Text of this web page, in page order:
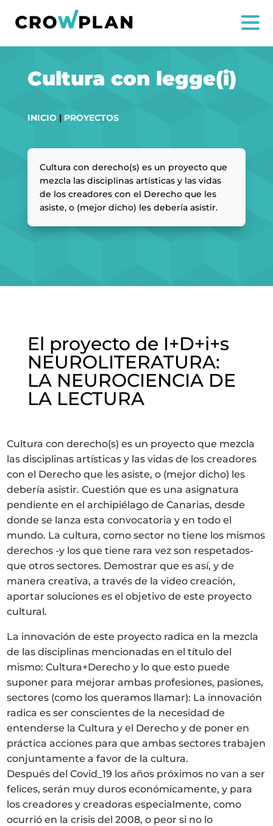
NOI
PROGETTI
MARIA ANCHIETA
SPAZIO CULTURALE EL TANQUE
CONTATTO
LA NEUROLITERATURA ENTRA
EN NUESTROS OBJETIVOS
porDigital
info@crowplan.com
922 28 00 28
Cultura con legge(i)
INICIO | PROYECTOS
Cultura con derecho(s) es un proyecto que
mezcla las disciplinas artísticas y las vidas
de los creadores con el Derecho que les
asiste, o (mejor dicho) les debería asistir.
El proyecto de I+D+i+s
NEUROLITERATURA:
LA NEUROCIENCIA DE
LA LECTURA
Cultura con derecho(s) es un proyecto que mezcla
las disciplinas artísticas y las vidas de los creadores
con el Derecho que les asiste, o (mejor dicho) les
debería asistir. Cuestión que es una asignatura
pendiente en el archipiélago de Canarias, desde
donde se lanza esta convocatoria y en todo el
mundo. La cultura, como sector no tiene los mismos
derechos -y los que tiene rara vez son respetados-
que otros sectores. Demostrar que es así, y de
manera creativa, a través de la video creación,
aportar soluciones es el objetivo de este proyecto
cultural.
La innovación de este proyecto radica en la mezcla
de las disciplinas mencionadas en el título del
mismo: Cultura+Derecho y lo que esto puede
suponer para mejorar ambas profesiones, pasiones,
sectores (como los queramos llamar): La innovación
radica es ser conscientes de la necesidad de
entenderse la Cultura y el Derecho y de poner en
práctica acciones para que ambas sectores trabajen
conjuntamente a favor de la cultura.
Después del Covid_19 los años próximos no van a ser
felices, serán muy duros económicamente, y para
los creadores y creadoras especialmente, como
ocurrió en la crisis del 2008, o peor si no lo